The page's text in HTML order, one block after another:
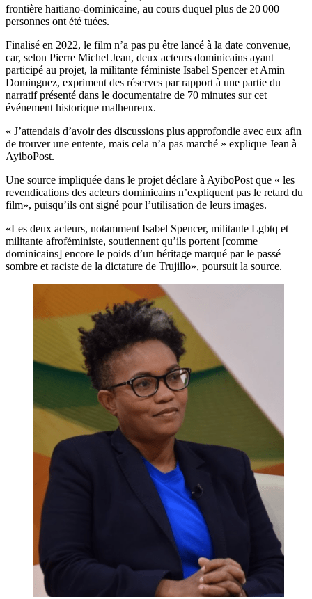
frontière haïtiano-dominicaine, au cours duquel plus de 20 000
personnes ont été tuées.
Finalisé en 2022, le film n’a pas pu être lancé à la date convenue,
car, selon Pierre Michel Jean, deux acteurs dominicains ayant
participé au projet, la militante féministe Isabel Spencer et Amin
Dominguez, expriment des réserves par rapport à une partie du
narratif présenté dans le documentaire de 70 minutes sur cet
événement historique malheureux.
« J’attendais d’avoir des discussions plus approfondie avec eux afin
de trouver une entente, mais cela n’a pas marché » explique Jean à
AyiboPost.
Une source impliquée dans le projet déclare à AyiboPost que « les
revendications des acteurs dominicains n’expliquent pas le retard du
film», puisqu’ils ont signé pour l’utilisation de leurs images.
«Les deux acteurs, notamment Isabel Spencer, militante Lgbtq et
militante afroféministe, soutiennent qu’ils portent [comme
dominicains] encore le poids d’un héritage marqué par le passé
sombre et raciste de la dictature de Trujillo», poursuit la source.